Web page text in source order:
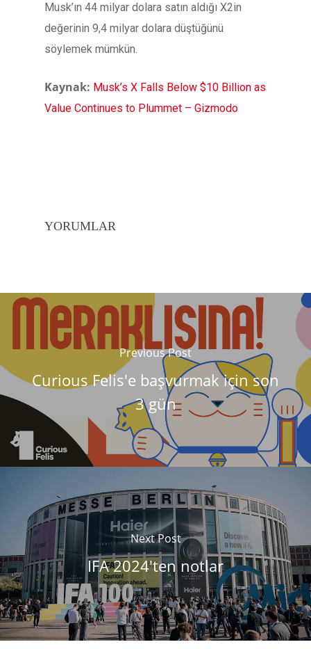
Musk’ın 44 milyar dolara satın aldığı X2in
değerinin 9,4 milyar dolara düştüğünü
söylemek mümkün.
Kaynak: Musk’s X Falls Below $10 Billion as
Value Continues to Plummet – Gizmodo
YORUMLAR
Previous Post
Curious Felis'e başvurmak için son
3 gün
Next Post
IFA 2024'ten notlar